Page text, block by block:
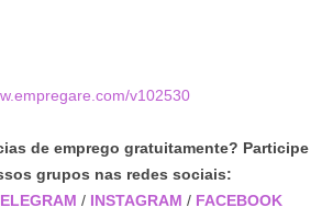
v102530
de emprego gratuitamente? Participe
grupos nas redes sociais:
/ INSTAGRAM / FACEBOOK